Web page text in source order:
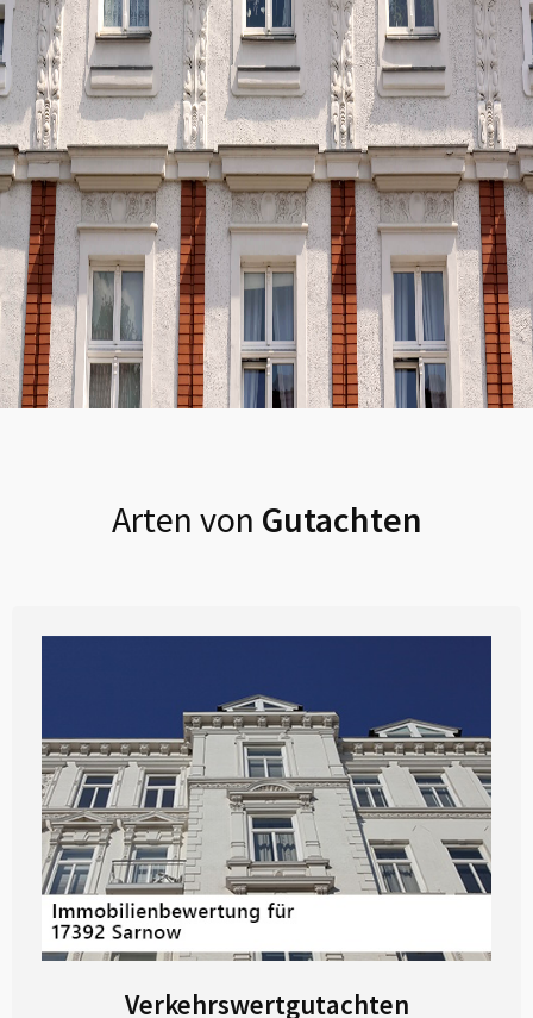
Arten von Gutachten
Verkehrswertgutachten